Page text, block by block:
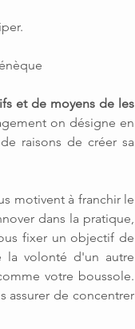
et de moyens de les
on désigne en
raisons de créer sa
motivent à franchir le
dans la pratique,
fixer un objectif de
la volonté d'un autre
assurer de concentrer